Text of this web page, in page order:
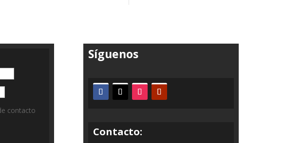
contacto
Síguenos
Contacto: